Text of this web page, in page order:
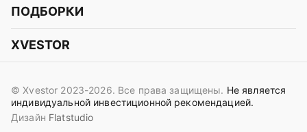
СБЕР
Газпромбанк
OZON Банк
Совкомбанк
Курс акций
Курс облигаций
Прогнозы на криптовалюты
Идеи инвест аналитиков
ПОДБОРКИ
Подборки акций
Подборки облигаций
XVESTOR
Вконтакте
Поддержка в Telegram
© Xvestor 2023-2026. Все права защищены. Не является
индивидуальной инвестиционной рекомендацией.
Дизайн Flatstudio